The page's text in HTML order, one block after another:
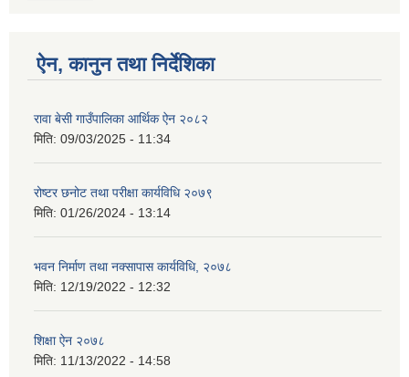
ऐन, कानुन तथा निर्देशिका
रावा बेसी गाउँपालिका आर्थिक ऐन २०८२
मिति: 09/03/2025 - 11:34
रोष्टर छनोट तथा परीक्षा कार्यविधि २०७९
मिति: 01/26/2024 - 13:14
भवन निर्माण तथा नक्सापास कार्यविधि, २०७८
मिति: 12/19/2022 - 12:32
शिक्षा ऐन २०७८
मिति: 11/13/2022 - 14:58